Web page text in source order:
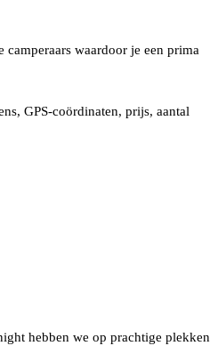
waardoor je een prima
GPS-coördinaten, prijs, aantal
hebben we op prachtige plekken